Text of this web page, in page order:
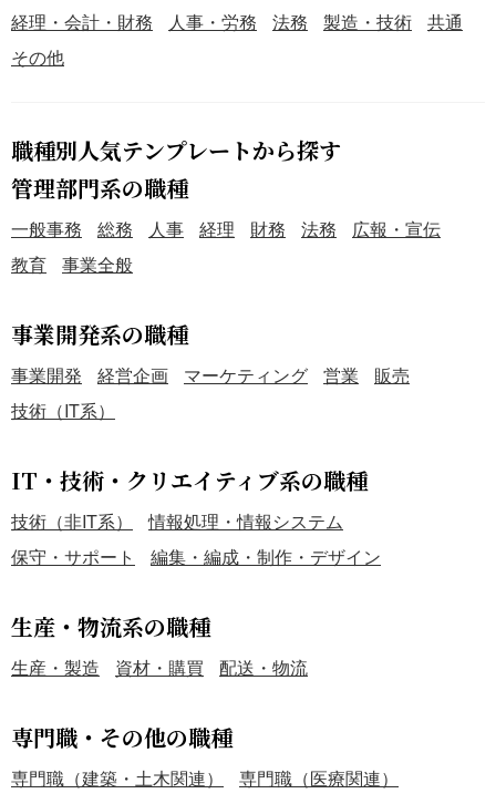
経理・会計・財務
人事・労務 法務 製造・技術
共通
その他
職種別人気テンプレートから探す
管理部門系の職種
一般事務 総務 人事 経理 財務 法務
広報・宣伝
教育
事業全般
事業開発系の職種
事業開発 経営企画 マーケティング 営業
販売
技術（IT系）
IT・技術・クリエイティブ系の職種
技術（非IT系）
情報処理・情報システム
保守・サポート
編集・編成・制作・デザイン
生産・物流系の職種
生産・製造 資材・購買 配送・物流
専門職・その他の職種
専門職（建築・土木関連）
専門職（医療関連）